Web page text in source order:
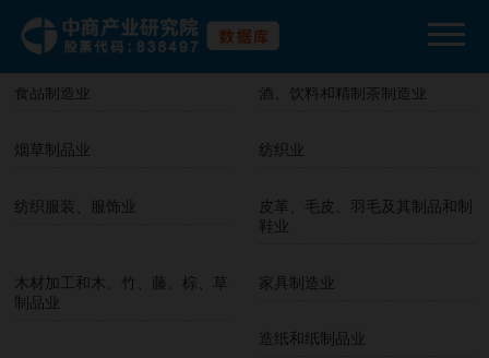
其他采矿业 农副食品加工业
食品制造业 酒、饮料和精制茶制造业
烟草制品业 纺织业
纺织服装、服饰业
皮革、毛皮、羽毛及其制品和制
鞋业
木材加工和木、竹、藤、棕、草
制品业
家具制造业
造纸和纸制品业